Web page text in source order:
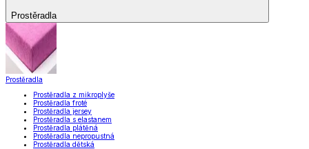
Prostěradla
Prostěradla
Prostěradla z mikroplyše
Prostěradla froté
Prostěradla jersey
Prostěradla s elastanem
Prostěradla plátěná
Prostěradla nepropustná
Prostěradla dětská